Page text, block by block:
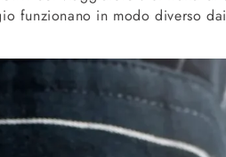
funzionano in modo diverso